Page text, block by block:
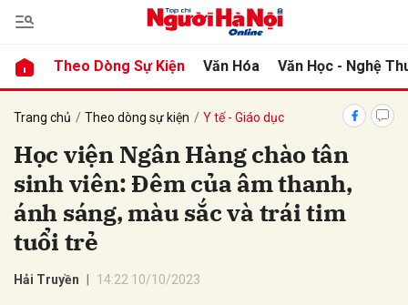
Theo Dòng Sự Kiện Văn Hóa Văn Học - Nghệ
Trang chủ Theo dòng sự kiện Y tế - Giáo dục
Học viện Ngân Hàng chào tân
sinh viên: Đêm của âm thanh,
ánh sáng, màu sắc và trái tim
tuổi trẻ
Hải Truyền 14:22 10/10/2023
luận